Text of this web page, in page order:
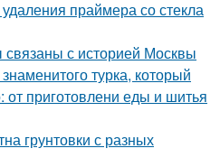
праймера со стекла
с историей Москвы
турка, который
приготовлени еды и шитья
грунтовки с разных